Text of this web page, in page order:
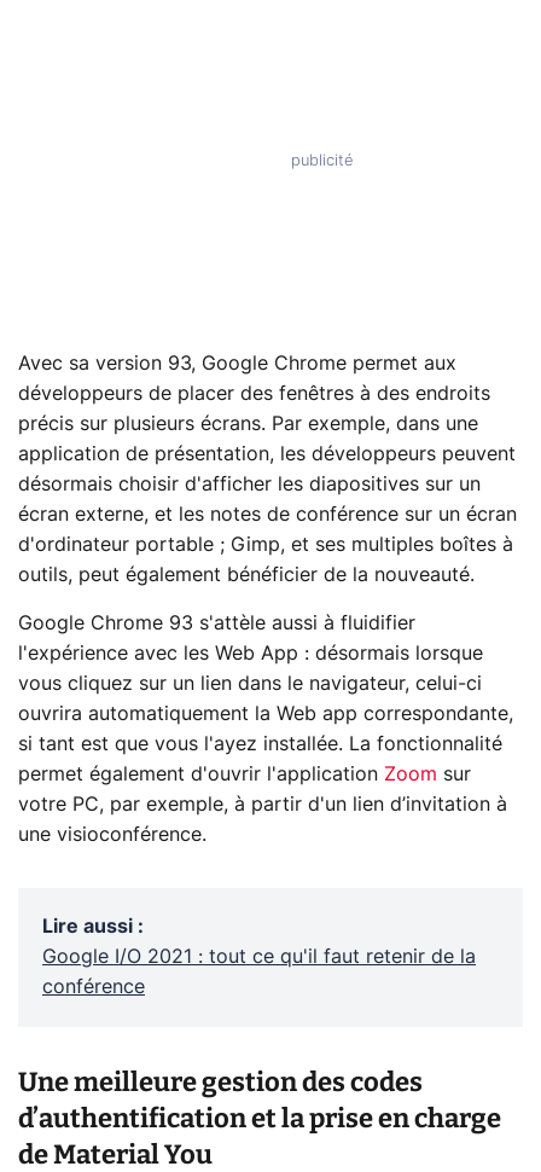
Avec sa version 93, Google Chrome permet aux
développeurs de placer des fenêtres à des endroits
précis sur plusieurs écrans. Par exemple, dans une
application de présentation, les développeurs peuvent
désormais choisir d'afficher les diapositives sur un
écran externe, et les notes de conférence sur un écran
d'ordinateur portable ; Gimp, et ses multiples boîtes à
outils, peut également bénéficier de la nouveauté.
Google Chrome 93 s'attèle aussi à fluidifier
l'expérience avec les Web App : désormais lorsque
vous cliquez sur un lien dans le navigateur, celui-ci
ouvrira automatiquement la Web app correspondante,
si tant est que vous l'ayez installée. La fonctionnalité
permet également d'ouvrir l'application Zoom sur
votre PC, par exemple, à partir d'un lien d’invitation à
une visioconférence.
Lire aussi :
Google I/O 2021 : tout ce qu'il faut retenir de la
conférence
Une meilleure gestion des codes
d’authentification et la prise en charge
de Material You